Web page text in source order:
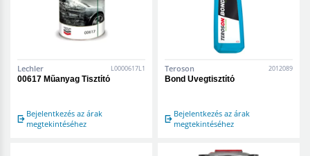
Lechler L0000617L1
00617 Műanyag Tisztító
Bejelentkezés az árak
megtekintéséhez
Teroson 2012089
Bond Üvegtisztító
Bejelentkezés az árak
megtekintéséhez